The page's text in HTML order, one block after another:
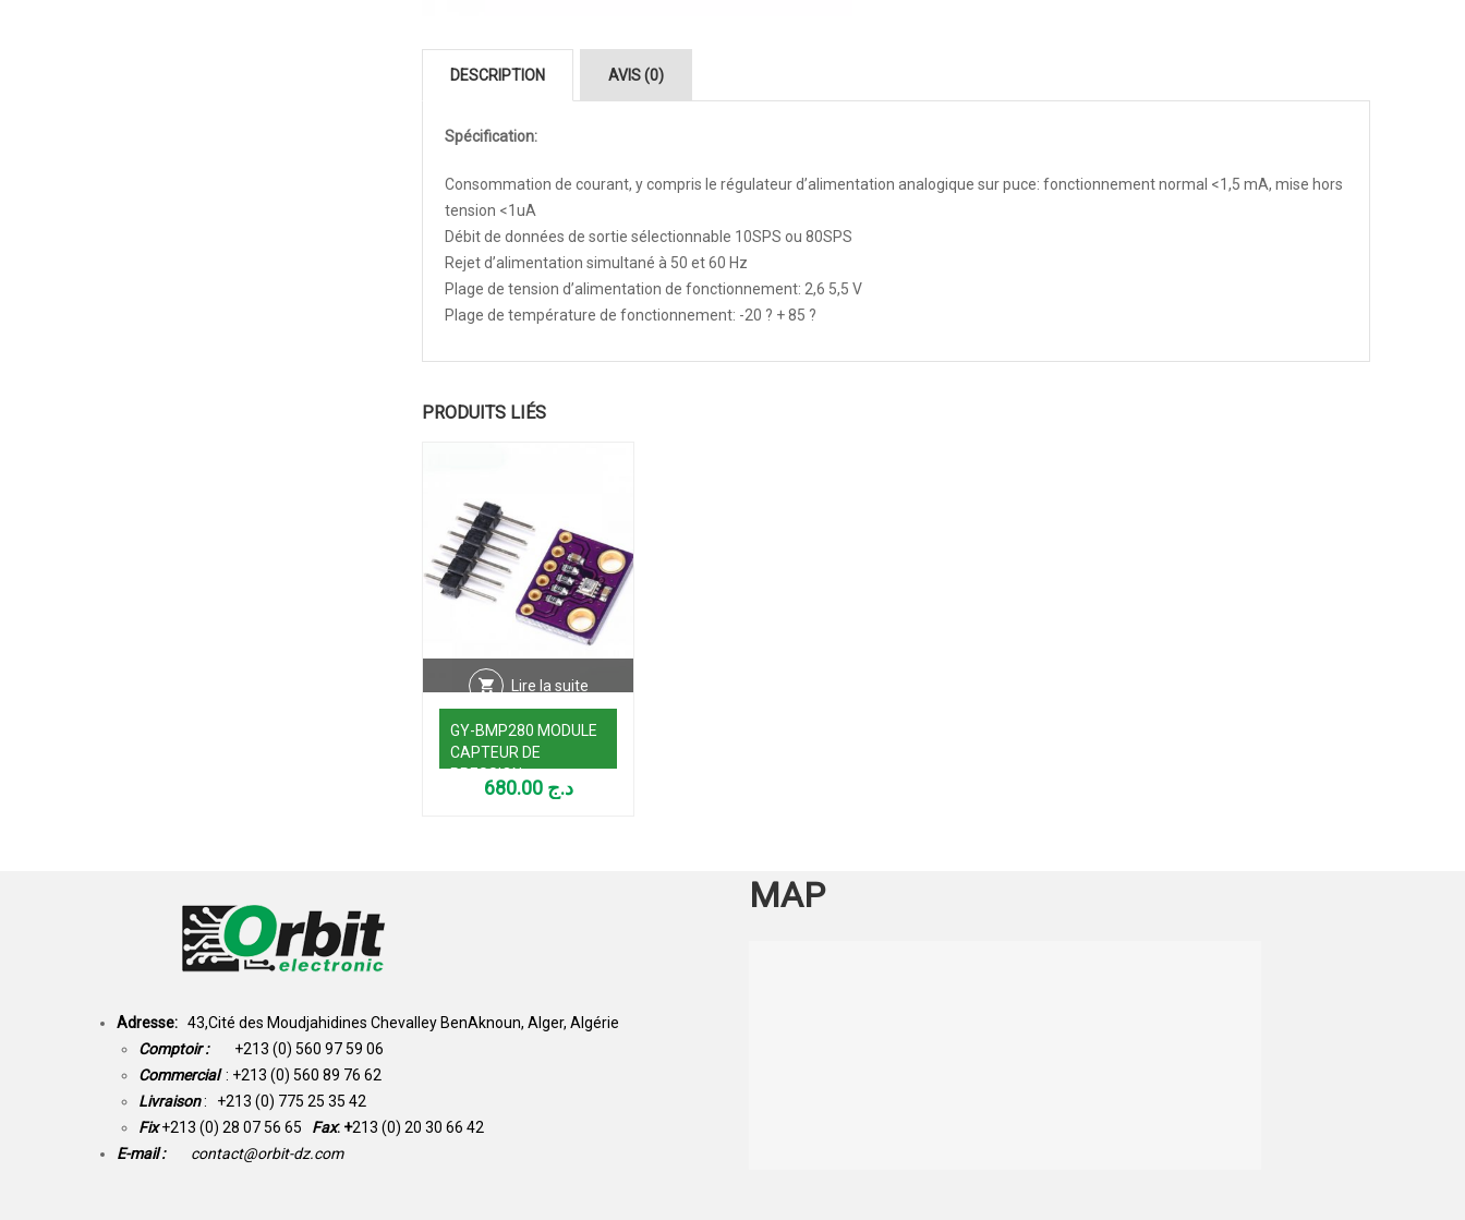
DESCRIPTION AVIS (0)
Spécification:
Consommation de courant, y compris le régulateur d’alimentation analogique sur puce: fonctionnement normal <1,5 mA, mise hors
tension <1uA
Débit de données de sortie sélectionnable 10SPS ou 80SPS
Rejet d’alimentation simultané à 50 et 60 Hz
Plage de tension d’alimentation de fonctionnement: 2,6 5,5 V
Plage de température de fonctionnement: -20 ? + 85 ?
PRODUITS LIÉS
Lire la suite
GY-BMP280 MODULE
CAPTEUR DE
PRESSION
ATMOSPHERIQUE
د.ج 680.00
Adresse: 43,Cité des Moudjahidines Chevalley BenAknoun, Alger, Algérie
Comptoir : +213 (0) 560 97 59 06
Commercial : +213 (0) 560 89 76 62
Livraison: +213 (0) 775 25 35 42
Fix +213 (0) 28 07 56 65 Fax: +213 (0) 20 30 66 42
E-mail :
contact@orbit-dz.com
MAP